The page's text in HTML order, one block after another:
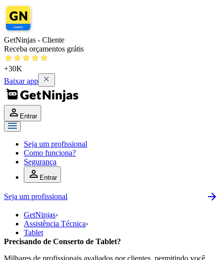
GetNinjas - Cliente
Receba orçamentos grátis
+30K
Baixar app
Entrar
Seja um profissional
Como funciona?
Segurança
Entrar
Seja um profissional
GetNinjas›
Assistência Técnica›
Tablet
Precisando de Conserto de Tablet?
Milhares de profissionais avaliados por clientes, permitindo você